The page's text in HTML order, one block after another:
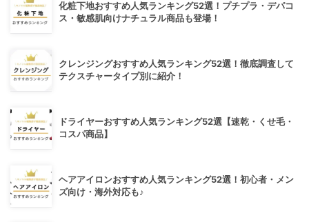
化粧下地おすすめ人気ランキング52選！プチプラ・デパコ
ス・敏感肌向けナチュラル商品も登場！
クレンジングおすすめ人気ランキング52選！徹底調査して
テクスチャータイプ別に紹介！
ドライヤーおすすめ人気ランキング52選【速乾・くせ毛・
コスパ商品】
ヘアアイロンおすすめ人気ランキング52選！初心者・メン
ズ向け・海外対応も♪